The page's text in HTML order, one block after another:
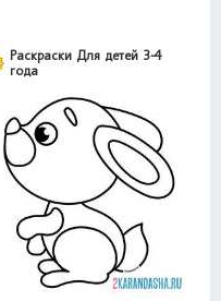
Раскраски Для детей 3-4
года